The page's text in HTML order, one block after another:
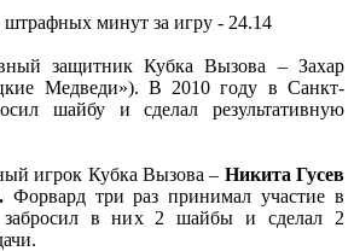
штрафных минут за игру - 24.14
защитник Кубка Вызова – Захар
Медведи»). В 2010 году в Санкт-
шайбу и сделал результативную
игрок Кубка Вызова – Никита Гусев
Форвард три раз принимал участие в
в них 2 шайбы и сделал 2